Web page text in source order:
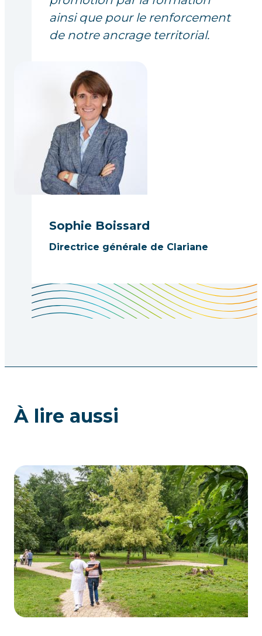
ainsi que pour le renforcement
de notre ancrage territorial.
Sophie Boissard
Directrice générale de Clariane
À lire aussi